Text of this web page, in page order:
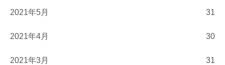
2021年5月 31
2021年4月 30
2021年3月 31